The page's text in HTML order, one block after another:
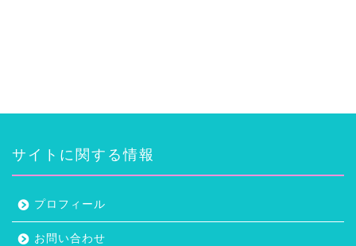
サイトに関する情報
プロフィール
お問い合わせ